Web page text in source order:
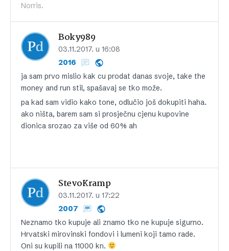
Norris.
Boky989
03.11.2017. u 16:08
2016
ja sam prvo mislio kak cu prodat danas svoje, take the
money and run stil, spašavaj se tko može.
pa kad sam vidio kako tone, odlučio još dokupiti haha.
ako ništa, barem sam si prosječnu cjenu kupovine
dionica srozao za više od 60% ah
StevoKramp
03.11.2017. u 17:22
2007
Neznamo tko kupuje ali znamo tko ne kupuje sigurno.
Hrvatski mirovinski fondovi i lumeni koji tamo rade.
Oni su kupili na 11000 kn.